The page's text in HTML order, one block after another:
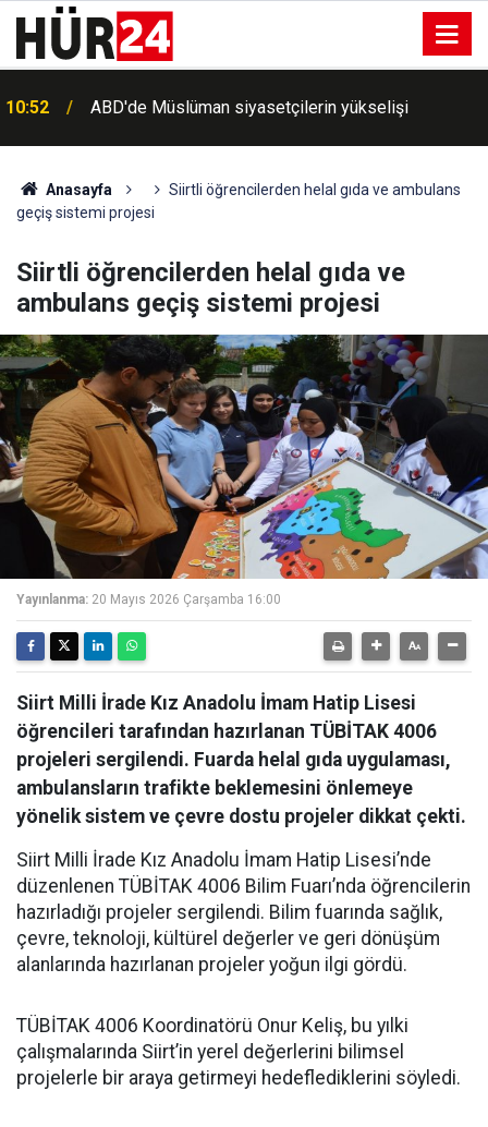
10:50
operasyonu: 15 şüpheli gözaltına alındı
Anasayfa
Siirtli öğrencilerden helal gıda ve ambulans
geçiş sistemi projesi
Siirtli öğrencilerden helal gıda ve
ambulans geçiş sistemi projesi
Yayınlanma: 20 Mayıs 2026 Çarşamba 16:00
Siirt Milli İrade Kız Anadolu İmam Hatip Lisesi
öğrencileri tarafından hazırlanan TÜBİTAK 4006
projeleri sergilendi. Fuarda helal gıda uygulaması,
ambulansların trafikte beklemesini önlemeye
yönelik sistem ve çevre dostu projeler dikkat çekti.
Siirt Milli İrade Kız Anadolu İmam Hatip Lisesi’nde
düzenlenen TÜBİTAK 4006 Bilim Fuarı’nda öğrencilerin
hazırladığı projeler sergilendi. Bilim fuarında sağlık,
çevre, teknoloji, kültürel değerler ve geri dönüşüm
alanlarında hazırlanan projeler yoğun ilgi gördü.
TÜBİTAK 4006 Koordinatörü Onur Keliş, bu yılki
çalışmalarında Siirt’in yerel değerlerini bilimsel
projelerle bir araya getirmeyi hedeflediklerini söyledi.